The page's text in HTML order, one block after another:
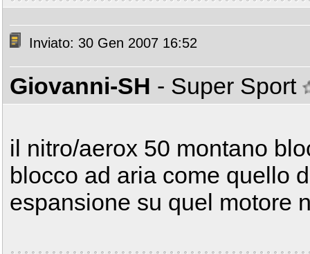
Inviato: 30 Gen 2007 16:52
Giovanni-SH - Super Sport
il nitro/aerox 50 montano
blocco ad aria come quello
espansione su quel motore